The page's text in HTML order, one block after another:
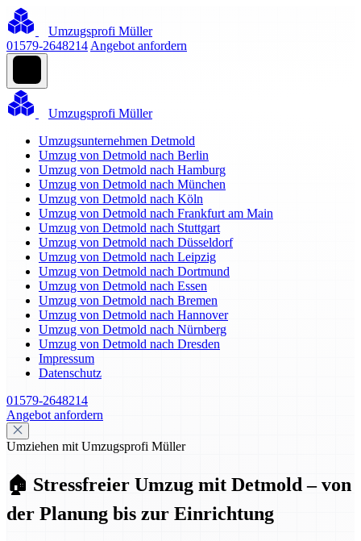
Umzugsprofi Müller
01579-2648214 Angebot anfordern
Umzugsprofi Müller
Umzugsunternehmen Detmold
Umzug von Detmold nach Berlin
Umzug von Detmold nach Hamburg
Umzug von Detmold nach München
Umzug von Detmold nach Köln
Umzug von Detmold nach Frankfurt am Main
Umzug von Detmold nach Stuttgart
Umzug von Detmold nach Düsseldorf
Umzug von Detmold nach Leipzig
Umzug von Detmold nach Dortmund
Umzug von Detmold nach Essen
Umzug von Detmold nach Bremen
Umzug von Detmold nach Hannover
Umzug von Detmold nach Nürnberg
Umzug von Detmold nach Dresden
Impressum
Datenschutz
01579-2648214
Angebot anfordern
Umziehen mit Umzugsprofi Müller
🏠 Stressfreier Umzug mit Detmold – von
der Planung bis zur Einrichtung